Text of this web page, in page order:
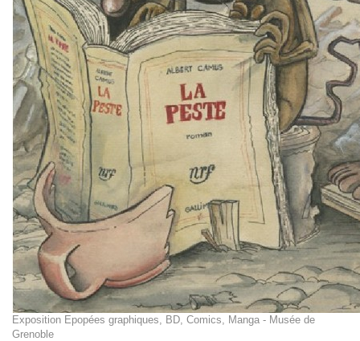
Exposition Epopées graphiques, BD, Comics, Manga - Musée de
Grenoble